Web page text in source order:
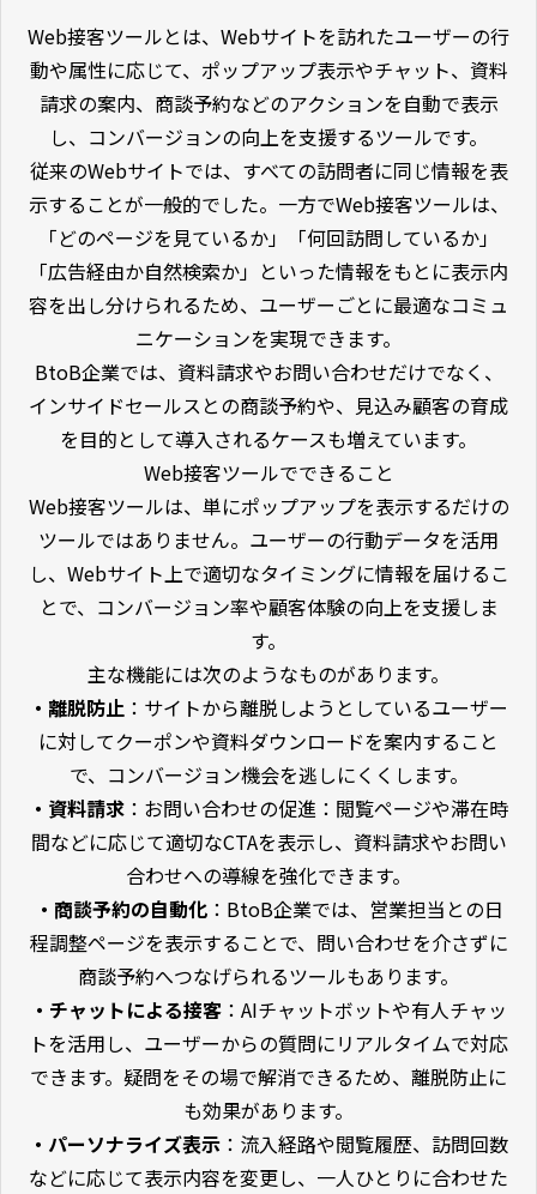
Web接客ツールとは、Webサイトを訪れたユーザーの行
動や属性に応じて、ポップアップ表示やチャット、資料
請求の案内、商談予約などのアクションを自動で表示
し、コンバージョンの向上を支援するツールです。
従来のWebサイトでは、すべての訪問者に同じ情報を表
示することが一般的でした。一方でWeb接客ツールは、
「どのページを見ているか」「何回訪問しているか」
「広告経由か自然検索か」といった情報をもとに表示内
容を出し分けられるため、ユーザーごとに最適なコミュ
ニケーションを実現できます。
BtoB企業では、資料請求やお問い合わせだけでなく、
インサイドセールスとの商談予約や、見込み顧客の育成
を目的として導入されるケースも増えています。
Web接客ツールでできること
Web接客ツールは、単にポップアップを表示するだけの
ツールではありません。ユーザーの行動データを活用
し、Webサイト上で適切なタイミングに情報を届けるこ
とで、コンバージョン率や顧客体験の向上を支援しま
す。
主な機能には次のようなものがあります。
・離脱防止 ：サイトから離脱しようとしているユーザー
に対してクーポンや資料ダウンロードを案内すること
で、コンバージョン機会を逃しにくくします。
・資料請求 ：お問い合わせの促進：閲覧ページや滞在時
間などに応じて適切なCTAを表示し、資料請求やお問い
合わせへの導線を強化できます。
・商談予約の自動化：BtoB企業では、営業担当との日
程調整ページを表示することで、問い合わせを介さずに
商談予約へつなげられるツールもあります。
・チャットによる接客 ：AIチャットボットや有人チャッ
トを活用し、ユーザーからの質問にリアルタイムで対応
できます。疑問をその場で解消できるため、離脱防止に
も効果があります。
・パーソナライズ表示 ：流入経路や閲覧履歴、訪問回数
などに応じて表示内容を変更し、一人ひとりに合わせた